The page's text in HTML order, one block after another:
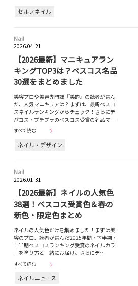
セルフネイル
Nail
2026.04.21
【2026最新】マニキュアラン
キングTOP3は？ベスコス名品
30選をまとめました
美容プロや美容専門誌『美的』の読者が選ん
だ、人気マニキュアは？まずは、最新ベスコ
スネイルランキングからチェック！さらにデ
パコス・プチプラのベスコス受賞の名品マ…
すべて読む
ネイル・デザイン
Nail
2026.01.31
【2026最新】ネイルの人気色
38選！ベスコス受賞色＆春の
新色・限定色まとめ
ネイルの人気色だけを集めました！まずは美
容のプロ、読者が選んだ2025年間・下半期・
上半期ベスコスランキング受賞のネイルカラ
ーを塗り方と一緒にお届け。さらにデ…
すべて読む
ネイルニュース